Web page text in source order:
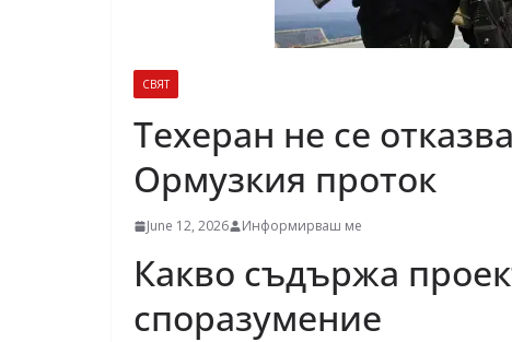
СВЯТ
Техеран не се
Ормузкия проток
June 12, 2026 Информирваш ме
Какво съдържа
споразумение